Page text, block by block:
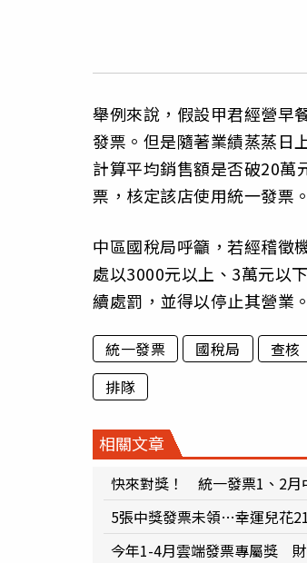
舉例來說，假設甲君經營早
發票。但是隨著業績蒸蒸日
計算平均銷售額是否破20萬
票，核定該店使用統一發票。
中區國稅局呼籲，若經稽徵
處以3000元以上、3萬元以
續處罰，並得以停止其營業。
統一發票 國稅局 查核
排隊
相關文章
快來對獎！ 統一發票1、2月
5張中獎發票未領…幸運兒花
今年1-4月雲端發票專屬獎